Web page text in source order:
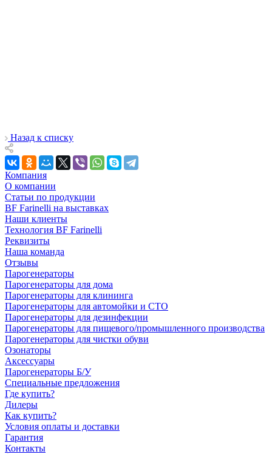
Назад к списку
Компания
О компании
Статьи по продукции
BF Farinelli на выставках
Наши клиенты
Технология BF Farinelli
Реквизиты
Наша команда
Отзывы
Парогенераторы
Парогенераторы для дома
Парогенераторы для клининга
Парогенераторы для автомойки и СТО
Парогенераторы для дезинфекции
Парогенераторы для пищевого/промышленного производства
Парогенераторы для чистки обуви
Озонаторы
Аксессуары
Парогенераторы Б/У
Специальные предложения
Где купить?
Дилеры
Как купить?
Условия оплаты и доставки
Гарантия
Контакты